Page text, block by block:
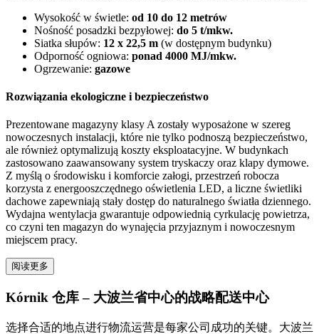
Wysokość w świetle: od 10 do 12 metrów
Nośność posadzki bezpyłowej: do 5 t/mkw.
Siatka słupów: 12 x 22,5 m (w dostępnym budynku)
Odporność ogniowa: ponad 4000 MJ/mkw.
Ogrzewanie: gazowe
Rozwiązania ekologiczne i bezpieczeństwo
Prezentowane magazyny klasy A zostały wyposażone w szereg
nowoczesnych instalacji, które nie tylko podnoszą bezpieczeństwo,
ale również optymalizują koszty eksploatacyjne. W budynkach
zastosowano zaawansowany system tryskaczy oraz klapy dymowe.
Z myślą o środowisku i komforcie załogi, przestrzeń robocza
korzysta z energooszczędnego oświetlenia LED, a liczne świetliki
dachowe zapewniają stały dostęp do naturalnego światła dziennego.
Wydajna wentylacja gwarantuje odpowiednią cyrkulację powietrza,
co czyni ten magazyn do wynajęcia przyjaznym i nowoczesnym
miejscem pracy.
阅读更多
Kórnik 仓库 – 大波兰省中心的战略配送中心
选择合适的地点进行物流运营是每家公司成功的关键。大波兰